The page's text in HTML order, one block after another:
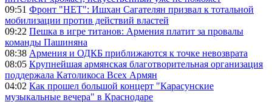
09:51 Фронт "НЕТ": Ишхан Сагателян призвал к тотальной
мобилизации против действий властей
09:22 Пешка в игре титанов: Армения платит за провалы
команды Пашиняна
08:38 Армения и ОДКБ приближаются к точке невозврата
08:05 Крупнейшая армянская благотворительная организация
поддержала Католикоса Всех Армян
04:02 Как прошел большой концерт "Карасунские
музыкальные вечера" в Краснодаре